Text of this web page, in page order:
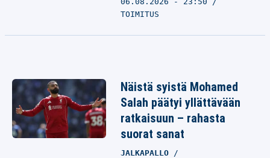
TOIMITUS
Näistä syistä Mohamed
Salah päätyi yllättävään
ratkaisuun – rahasta
suorat sanat
JALKAPALLO